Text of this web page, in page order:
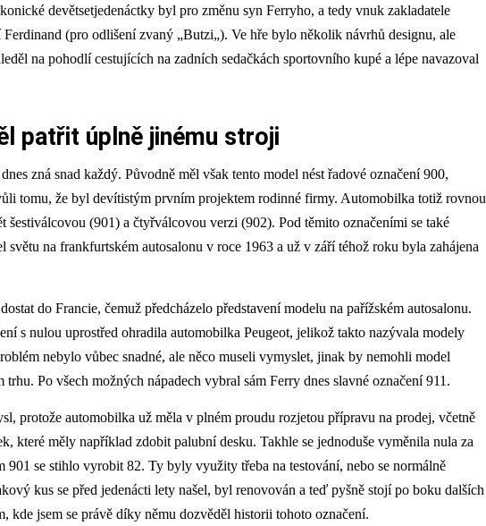
devětsetjedenáctky byl pro změnu syn Ferryho, a tedy vnuk zakladatele
Ferdinand (pro odlišení zvaný „Butzi„). Ve hře bylo několik návrhů designu, ale
na pohodlí cestujících na zadních sedačkách sportovního kupé a lépe navazoval
patřit úplně jinému stroji
zná snad každý. Původně měl však tento model nést řadové označení 900,
tomu, že byl devítistým prvním projektem rodinné firmy. Automobilka totiž rovnou
šestiválcovou (901) a čtyřválcovou verzi (902). Pod těmito označeními se také
světu na frankfurtském autosalonu v roce 1963 a už v září téhož roku byla zahájena
do Francie, čemuž předcházelo představení modelu na pařížském autosalonu.
s nulou uprostřed ohradila automobilka Peugeot, jelikož takto nazývala modely
nebylo vůbec snadné, ale něco museli vymyslet, jinak by nemohli model
trhu. Po všech možných nápadech vybral sám Ferry dnes slavné označení 911.
protože automobilka už měla v plném proudu rozjetou přípravu na prodej, včetně
které měly například zdobit palubní desku. Takhle se jednoduše vyměnila nula za
901 se stihlo vyrobit 82. Ty byly využity třeba na testování, nebo se normálně
kus se před jedenácti lety našel, byl renovován a teď pyšně stojí po boku dalších
kde jsem se právě díky němu dozvěděl historii tohoto označení.